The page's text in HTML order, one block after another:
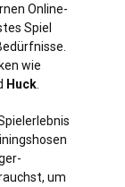
Online-
Spiel
wie
Huck
um